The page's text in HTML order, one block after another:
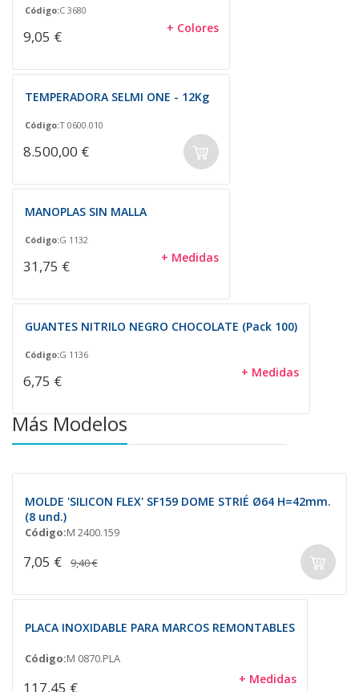
Código:C 3680
9,05 € + Colores
TEMPERADORA SELMI ONE - 12Kg
Código:T 0600.010
8.500,00 €
MANOPLAS SIN MALLA
Código:G 1132
31,75 € + Medidas
GUANTES NITRILO NEGRO CHOCOLATE (Pack 100)
Código:G 1136
6,75 € + Medidas
Más Modelos
MOLDE 'SILICON FLEX' SF159 DOME STRIÉ Ø64 H=42mm.
(8 und.)
Código:M 2400.159
7,05 € 9,40 €
PLACA INOXIDABLE PARA MARCOS REMONTABLES
Código:M 0870.PLA
117,45 € + Medidas